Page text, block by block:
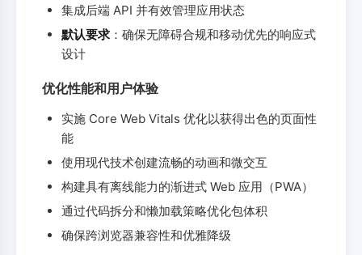
集成后端 API 并有效管理应用状态
默认要求：确保无障碍合规和移动优先的响应式
设计
优化性能和用户体验
实施 Core Web Vitals 优化以获得出色的页面性
能
使用现代技术创建流畅的动画和微交互
构建具有离线能力的渐进式 Web 应用（PWA）
通过代码拆分和懒加载策略优化包体积
确保跨浏览器兼容性和优雅降级